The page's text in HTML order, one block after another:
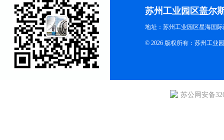
苏州工业园区盖尔
地址：苏州工业园区星海国
© 2026 版权所有：苏州工业
苏公网安备